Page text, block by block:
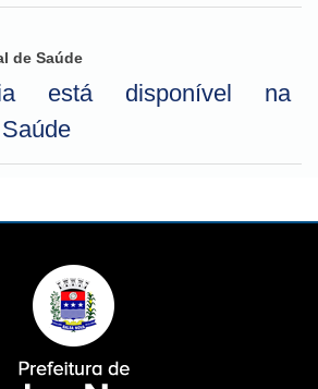
de Saúde
está disponível na